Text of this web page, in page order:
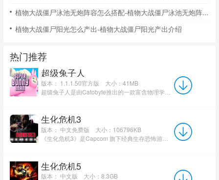
植物大战僵尸泳池无炮阵容怎么搭配-植物大战僵尸泳池无炮阵容搭配
植物大战僵尸阳光怎么产出-植物大战僵尸阳光产出介绍
热门推荐
超级兔子人
版本： 1.1.1.50官方版
大小：41MB
生化危机3
版本： 中文免费版
大小：106796KB
《生化危机3》是Capcom 旗下经典生存恐怖游戏，含高清重制版，玩家操控吉尔・瓦伦蒂诺在沦陷的浣熊市展开...
生化危机5
版本： 中文版 大小：8.3GB